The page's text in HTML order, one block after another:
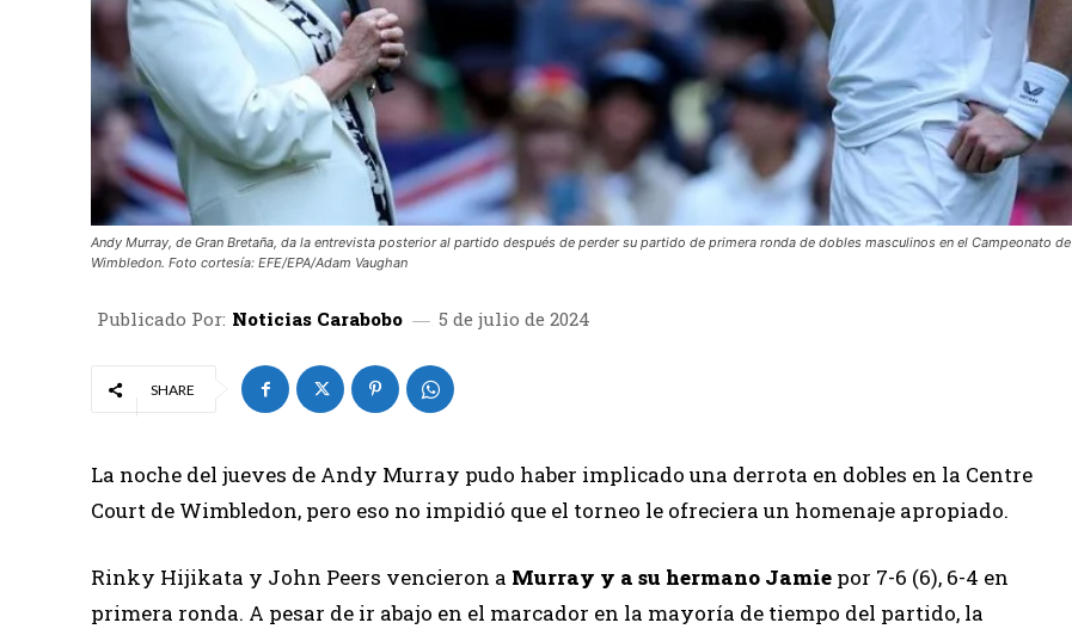
Andy Murray, de Gran Bretaña, da la entrevista posterior al partido después de perder su partido de primera ronda de dobles masculinos en el Campeonato de
Wimbledon. Foto cortesía: EFE/EPA/Adam Vaughan
Publicado Por: Noticias Carabobo 5 de julio de 2024
SHARE
La noche del jueves de Andy Murray pudo haber implicado una derrota en dobles en la Centre
Court de Wimbledon, pero eso no impidió que el torneo le ofreciera un homenaje apropiado.
Rinky Hijikata y John Peers vencieron a Murray y a su hermano Jamie por 7-6 (6), 6-4 en
primera ronda. A pesar de ir abajo en el marcador en la mayoría de tiempo del partido, la